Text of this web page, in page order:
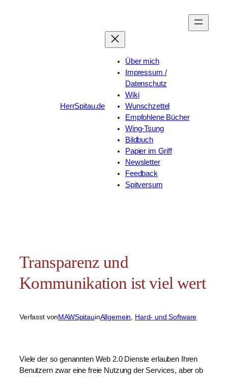
HerrSpitau.de
Über mich
Impressum /
Datenschutz
Wiki
Wunschzettel
Empfohlene Bücher
Wing-Tsung
Bildbuch
Papier im Griff
Newsletter
Feedback
Spitversum
Transparenz und
Kommunikation ist viel wert
Verfasst vonMAWSpitauinAllgemein, Hard- und Software
Viele der so genannten Web 2.0 Dienste erlauben Ihren
Benutzern zwar eine freie Nutzung der Services, aber ob